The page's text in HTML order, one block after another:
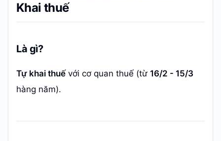
Khai thuế
Là gì?
Tự khai thuế với cơ quan thuế (từ 16/2 - 15/3
hàng năm).